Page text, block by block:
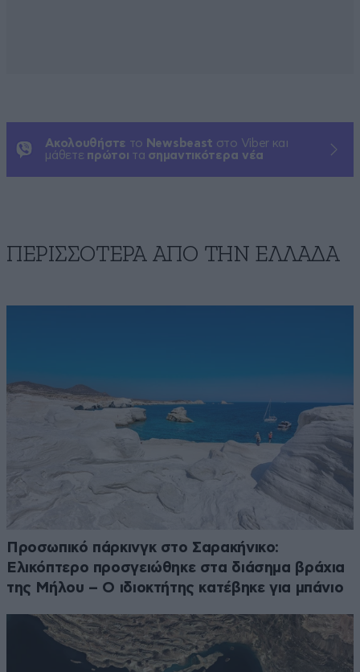
Ακολουθήστε το Newsbeast στο Viber και
μάθετε πρώτοι τα σημαντικότερα νέα
ΠΕΡΙΣΣΟΤΕΡΑ ΑΠΟ ΤΗΝ ΕΛΛΑΔΑ
Προσωπικό πάρκινγκ στο Σαρακήνικο:
Ελικόπτερο προσγειώθηκε στα διάσημα βράχια
της Μήλου – Ο ιδιοκτήτης κατέβηκε για μπάνιο